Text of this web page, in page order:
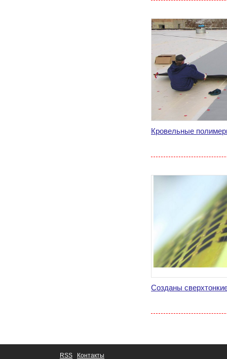
Кровельные
Созданы
RSS Контакты